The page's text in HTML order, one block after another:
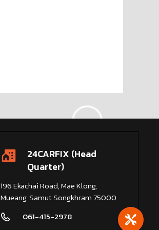
24CARFIX (Head
Quarter)
196 Ekachai Road, Mae Klong,
Mueang, Samut Songkhram 75000
061-415-2978